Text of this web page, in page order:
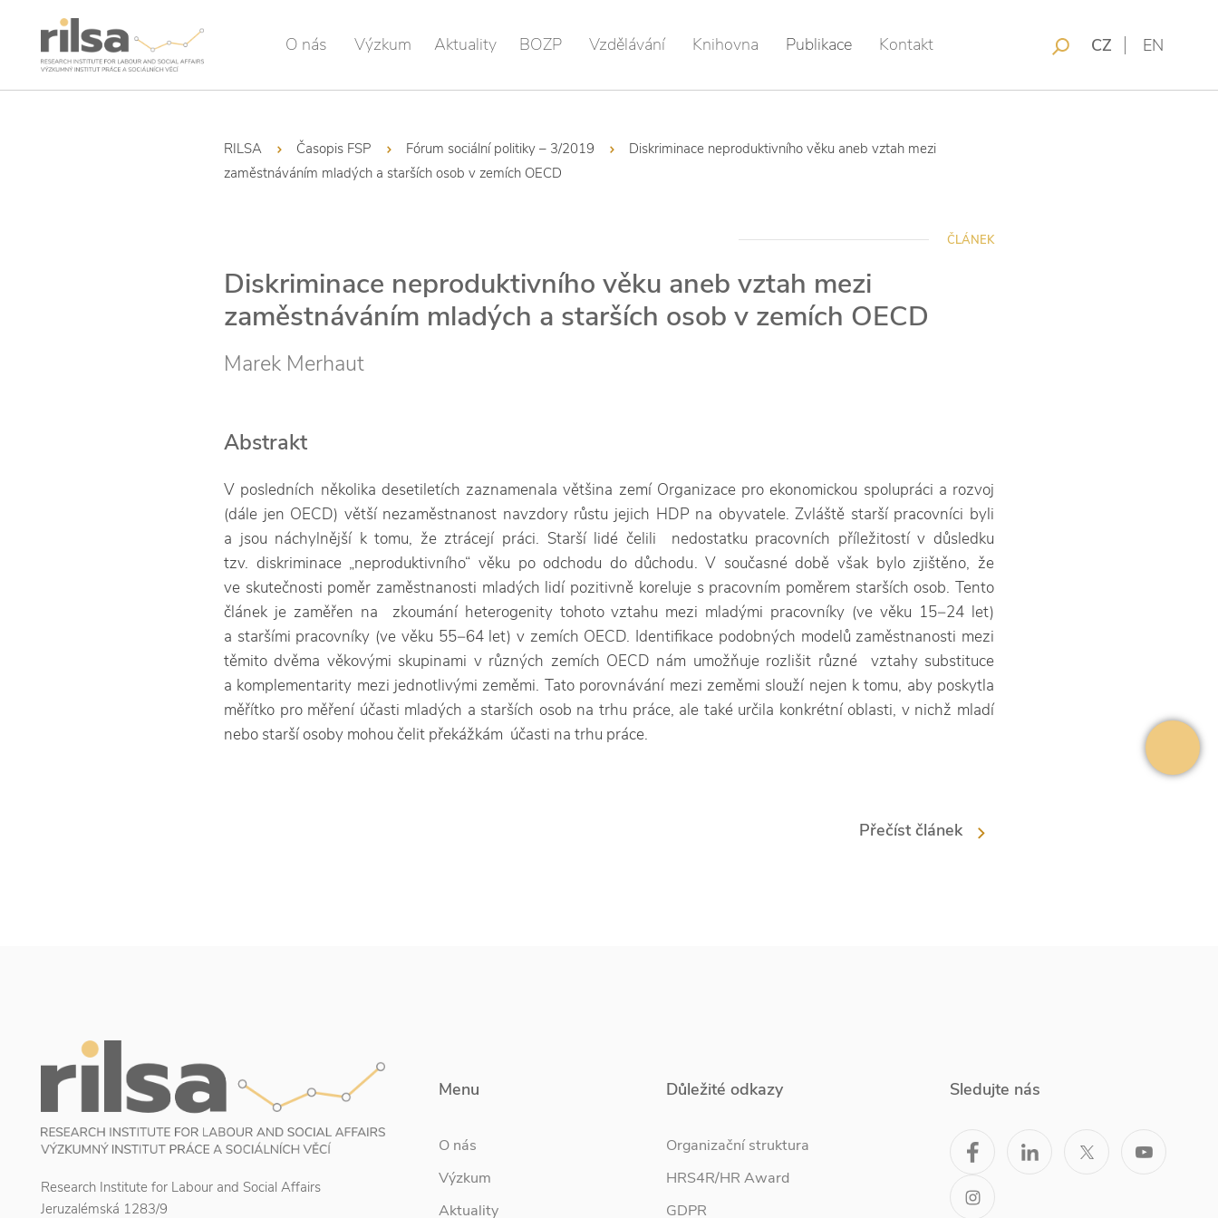
O nás Výzkum Aktuality BOZP Vzdělávání Knihovna Publikace Kontakt CZ EN
RILSA Časopis FSP Fórum sociální politiky – 3/2019
Diskriminace neproduktivního věku aneb vztah mezi
zaměstnáváním mladých a starších osob v zemích OECD
ČLÁNEK
Diskriminace neproduktivního věku aneb vztah mezi
zaměstnáváním mladých a starších osob v zemích OECD
Marek Merhaut
Abstrakt
V posledních několika desetiletích zaznamenala většina zemí Organizace pro ekonomickou spolupráci a rozvoj
(dále jen OECD) větší nezaměstnanost navzdory růstu jejich HDP na obyvatele. Zvláště starší pracovníci byli
a jsou náchylnější k tomu, že ztrácejí práci. Starší lidé čelili nedostatku pracovních příležitostí v důsledku
tzv. diskriminace „neproduktivního“ věku po odchodu do důchodu. V současné době však bylo zjištěno, že
ve skutečnosti poměr zaměstnanosti mladých lidí pozitivně koreluje s pracovním poměrem starších osob. Tento
článek je zaměřen na zkoumání heterogenity tohoto vztahu mezi mladými pracovníky (ve věku 15−24 let)
a staršími pracovníky (ve věku 55−64 let) v zemích OECD. Identifikace podobných modelů zaměstnanosti mezi
těmito dvěma věkovými skupinami v různých zemích OECD nám umožňuje rozlišit různé vztahy substituce
a komplementarity mezi jednotlivými zeměmi. Tato porovnávání mezi zeměmi slouží nejen k tomu, aby poskytla
měřítko pro měření účasti mladých a starších osob na trhu práce, ale také určila konkrétní oblasti, v nichž mladí
nebo starší osoby mohou čelit překážkám účasti na trhu práce.
Přečíst článek
Research Institute for Labour and Social Affairs
Jeruzalémská 1283/9
Menu
O nás
Výzkum
Aktuality
Důležité odkazy
Organizační struktura
HRS4R/HR Award
GDPR
Sledujte nás